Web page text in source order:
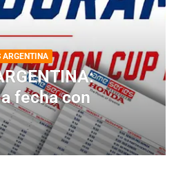
ARGENTINA
fecha con